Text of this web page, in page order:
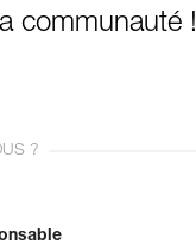
communauté !
?